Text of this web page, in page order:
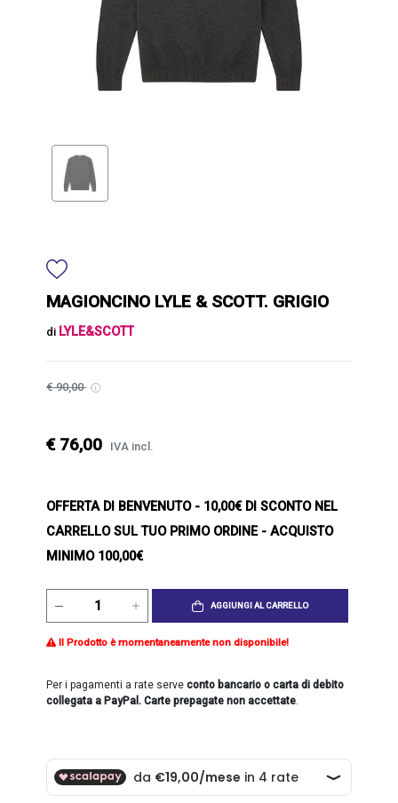
MAGIONCINO LYLE & SCOTT. GRIGIO
di LYLE&SCOTT
€ 90,00
€ 76,00 IVA incl.
OFFERTA DI BENVENUTO- 10,00€ DI SCONTO NEL
CARRELLO SUL TUO PRIMO ORDINE - ACQUISTO
MINIMO 100,00€
AGGIUNGI AL CARRELLO
Il Prodotto è momentaneamente non disponibile!
Per i pagamenti a rate serveconto bancario o carta di debito
collegata a PayPal. Carte prepagate non accettate.